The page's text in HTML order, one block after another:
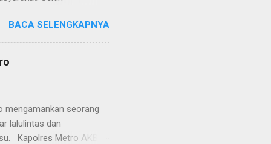
Kapolres Metro AKBP
memberikan
baik informasi
ketika telah
BACA SELENGKAPNYA
mengamankan seorang
lalulintas dan
Kapolres Metro AKBP